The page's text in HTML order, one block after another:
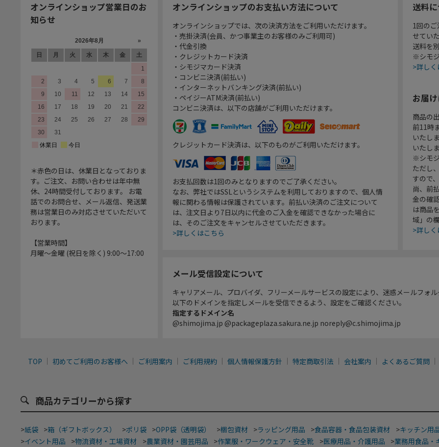
オンラインショップ営業日のお
知らせ
＊赤色の日は、休業日となっておりま
す。ご注文、お問い合わせは年中無
休、24時間受付しております。 お電
話でのお問合せ、メール返信、発送業
務は営業日のみ対応させていただいて
おります。
【営業時間】
月曜～金曜 (祝日を除く) 9:00～17:00
オンラインショップのお支払い方法について
オンラインショップでは、次の決済方法をご利用いただけます。
・売掛決済(会員、かつ事業主のお客様のみご利用可)
・代金引換
・クレジットカード決済
・シモジマカード決済
・コンビニ決済(前払い)
・インターネットバンキング決済(前払い)
・ペイジーATM決済(前払い)
コンビニ決済は、以下の店舗がご利用いただけます。
クレジットカード決済は、以下のものがご利用いただけます。
お支払回数は1回のみとなりますのでご了承ください。
なお、弊社ではSSLというシステムを利用しておりますので、個人情
報に関わる情報は保護されています。前払い決済のご注文について
は、注文日より7日以内に代金のご入金を確認できなかった場合に
は、そのご注文をキャンセルさせていただきます。
>詳しくはこちら
送料
1回の
せてい
送料を
※シモ
>詳し
お届
商品の
前11時
いたし
いたし
※シモ
ただし
すので
尚、前
金の確
は商品
域」の
>詳し
メール受信設定について
キャリアメール、プロバイダ、フリーメールサービスの設定により、迷惑メールフォ
以下のドメインを指定しメールを受信できるよう、設定をご確認ください。
指定するドメイン名
@shimojima.jp @packageplaza.sakura.ne.jp noreply@c.shimojima.jp
TOP 初めてご利用のお客様へ ご利用案内 ご利用規約 個人情報保護方針 特定商取引法 会社案内 よくあるご質問
商品カテゴリーから探す
>紙袋 >箱（ギフトボックス） >ポリ袋 >OPP袋（透明袋） >梱包資材 >ラッピング用品 >食品容器・食品包装資材 >キッチン用
>イベント用品 >物流資材・工場資材 >農業資材・園芸用品 >作業服・ワークウェア・安全靴 >医療用品・介護用品 >業務用食品・